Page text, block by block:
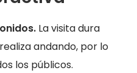
La visita dura
andando, por lo
los públicos.